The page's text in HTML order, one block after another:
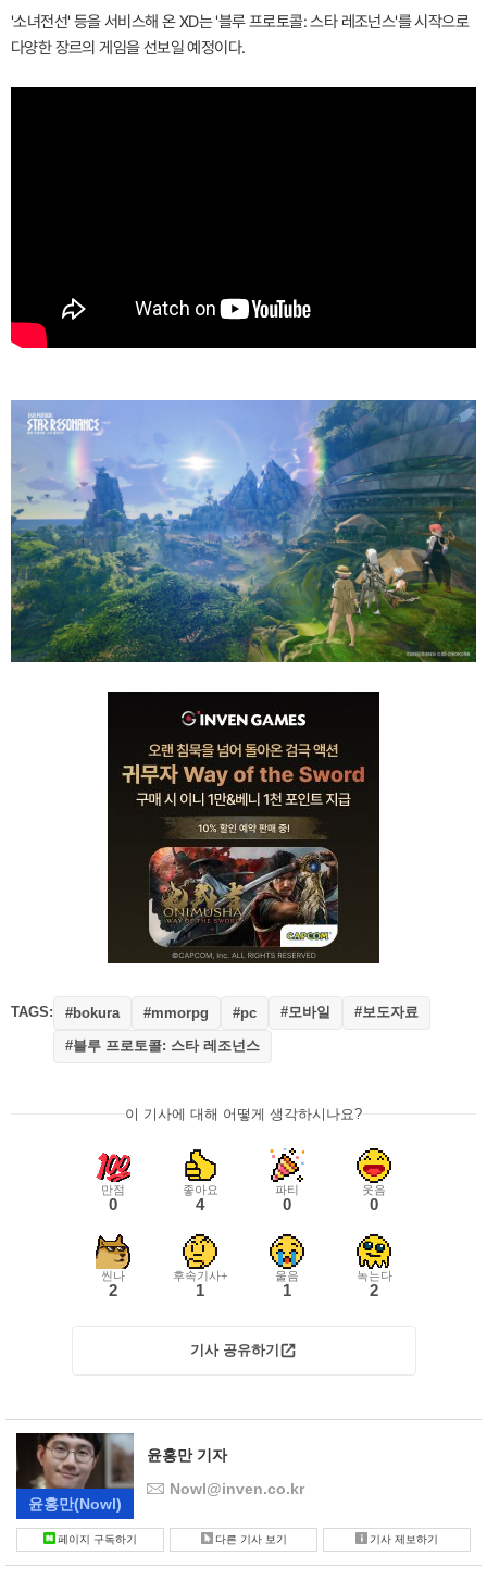
'소녀전선' 등을 서비스해 온 XD는 '블루 프로토콜: 스타 레조넌스'를 시작으로
다양한 장르의 게임을 선보일 예정이다.
TAGS: #bokura #mmorpg #pc #모바일 #보도자료
#블루 프로토콜: 스타 레조넌스
이 기사에 대해 어떻게 생각하시나요?
만점
0
좋아요
4
파티
0
웃음
0
씬나
2
후속기사+
1
울음
1
녹는다
2
기사 공유하기
윤홍만(Nowl)
윤홍만 기자
Nowl@inven.co.kr
페이지 구독하기 다른 기사 보기 기사 제보하기